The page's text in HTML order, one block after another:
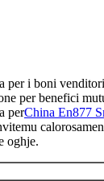
i boni
per benefici
perChina En877
oghje.